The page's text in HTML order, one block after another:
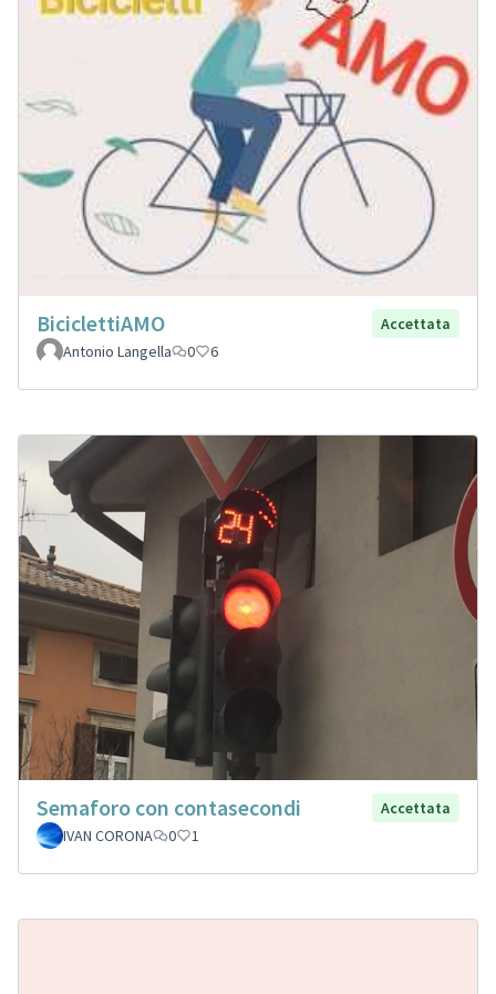
BiciclettiAMO
Accettata
Antonio Langella
0 6
Semaforo con contasecondi
Accettata
IVAN CORONA
0 1